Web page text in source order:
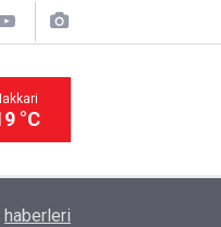
°C
1'i ağır 6 kişi yaralandı
haberleri